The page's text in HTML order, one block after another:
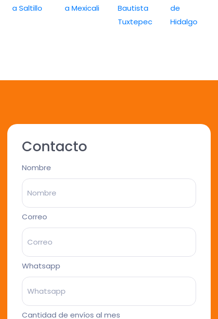
a Saltillo
a Mexicali
Bautista
Tuxtepec
de
Hidalgo
Contacto
Nombre
Correo
Whatsapp
Cantidad de envíos al mes